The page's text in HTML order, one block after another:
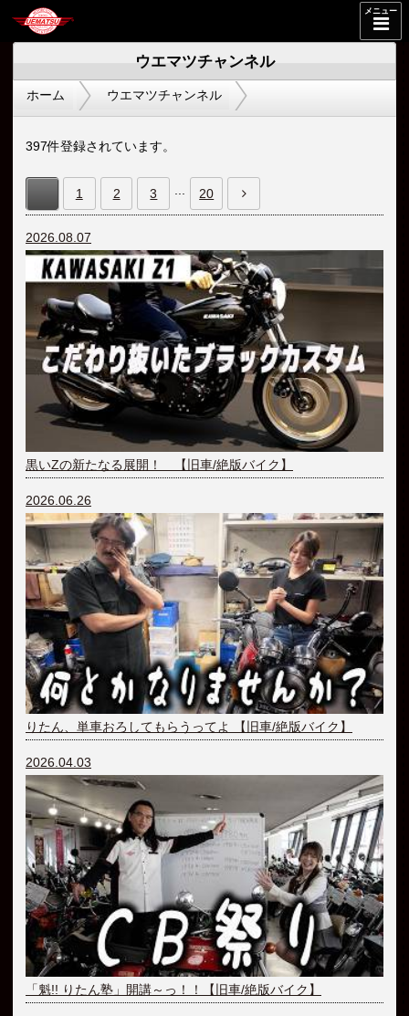
メニュー
ウエマツチャンネル
ホーム ウエマツチャンネル
397件登録されています。
1 2 3 ... 20
2026.08.07
黒いZの新たなる展開！ 【旧車/絶版バイク】
2026.06.26
りたん、単車おろしてもらうってよ 【旧車/絶版バイク】
2026.04.03
「魁!! りたん塾」開講～っ！！【旧車/絶版バイク】